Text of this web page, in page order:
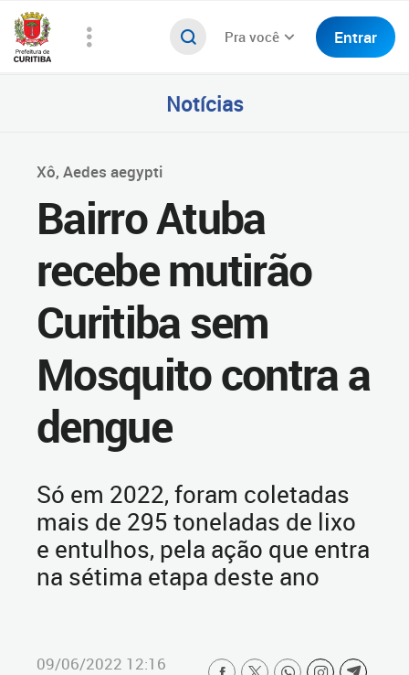
Pra você Entrar
Notícias
Xô, Aedes aegypti
Bairro Atuba
recebe mutirão
Curitiba sem
Mosquito contra a
dengue
Só em 2022, foram coletadas
mais de 295 toneladas de lixo
e entulhos, pela ação que entra
na sétima etapa deste ano
09/06/2022 12:16